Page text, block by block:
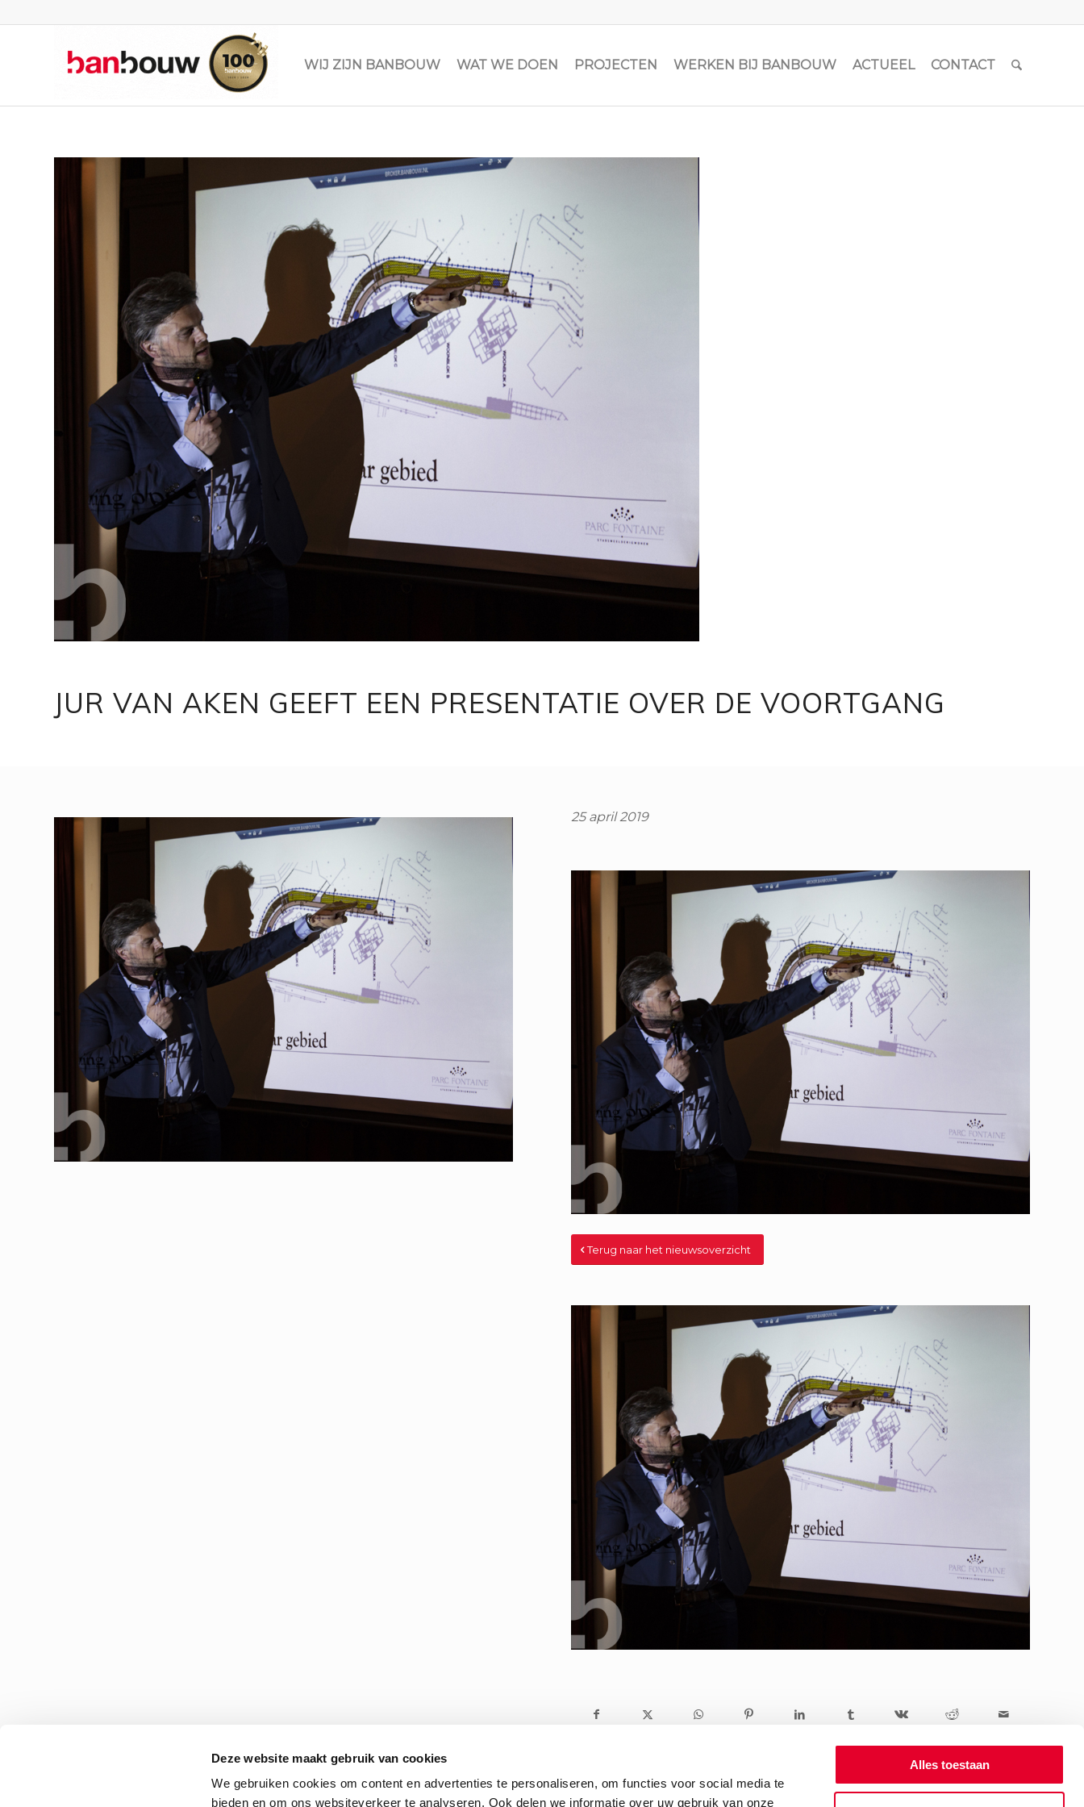
Deze website maakt gebruik van cookies
We gebruiken cookies om content en advertenties te personaliseren, om functies voor social media te
bieden en om ons websiteverkeer te analyseren. Ook delen we informatie over uw gebruik van onze
Alles toestaan
WIJ ZIJN BANBOUW WAT WE DOEN PROJECTEN WERKEN BIJ BANBOUW ACTUEEL CONTACT
JUR VAN AKEN GEEFT EEN PRESENTATIE OVER DE VOORTGANG
25 april 2019
Terug naar het nieuwsoverzicht